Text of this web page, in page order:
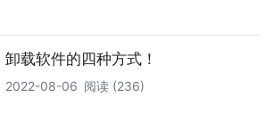
卸载软件的四种方式！
2022-08-06 阅读 (236)